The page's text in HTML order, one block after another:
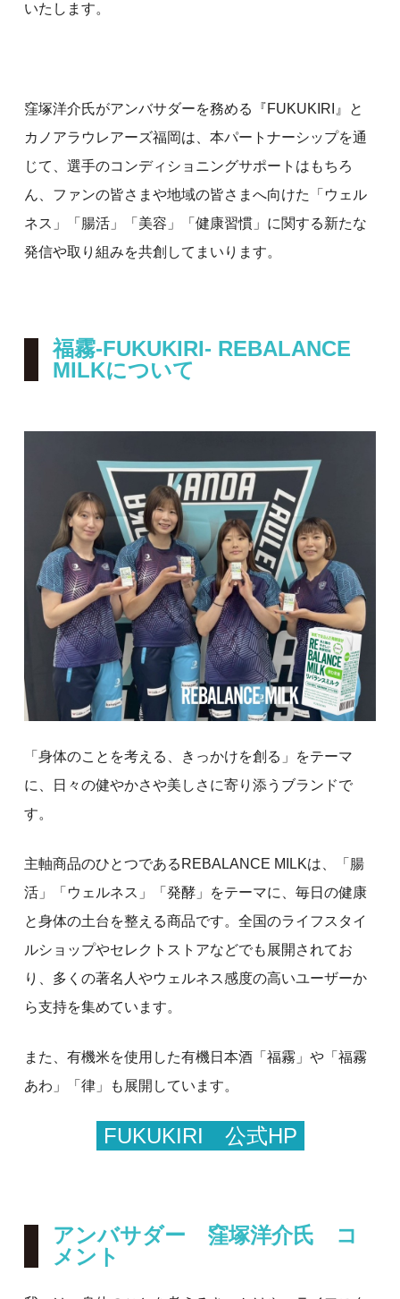
いたします。
窪塚洋介氏がアンバサダーを務める『FUKUKIRI』と
カノアラウレアーズ福岡は、本パートナーシップを通
じて、選手のコンディショニングサポートはもちろ
ん、ファンの皆さまや地域の皆さまへ向けた「ウェル
ネス」「腸活」「美容」「健康習慣」に関する新たな
発信や取り組みを共創してまいります。
福霧-FUKUKIRI- REBALANCE
MILKについて
「身体のことを考える、きっかけを創る」をテーマ
に、日々の健やかさや美しさに寄り添うブランドで
す。
主軸商品のひとつであるREBALANCE MILKは、「腸
活」「ウェルネス」「発酵」をテーマに、毎日の健康
と身体の土台を整える商品です。全国のライフスタイ
ルショップやセレクトストアなどでも展開されてお
り、多くの著名人やウェルネス感度の高いユーザーか
ら支持を集めています。
また、有機米を使用した有機日本酒「福霧」や「福霧
あわ」「律」も展開しています。
FUKUKIRI 公式HP
アンバサダー 窪塚洋介氏 コ
メント